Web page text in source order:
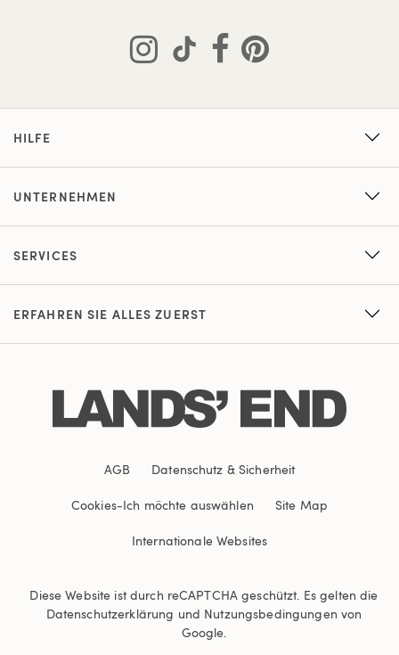
HILFE
UNTERNEHMEN
SERVICES
ERFAHREN SIE ALLES ZUERST
AGB Datenschutz & Sicherheit
Cookies-Ich möchte auswählen Site Map
Internationale Websites
Diese Website ist durch reCAPTCHA geschützt. Es gelten die
Datenschutzerklärung und Nutzungsbedingungen von
Google.